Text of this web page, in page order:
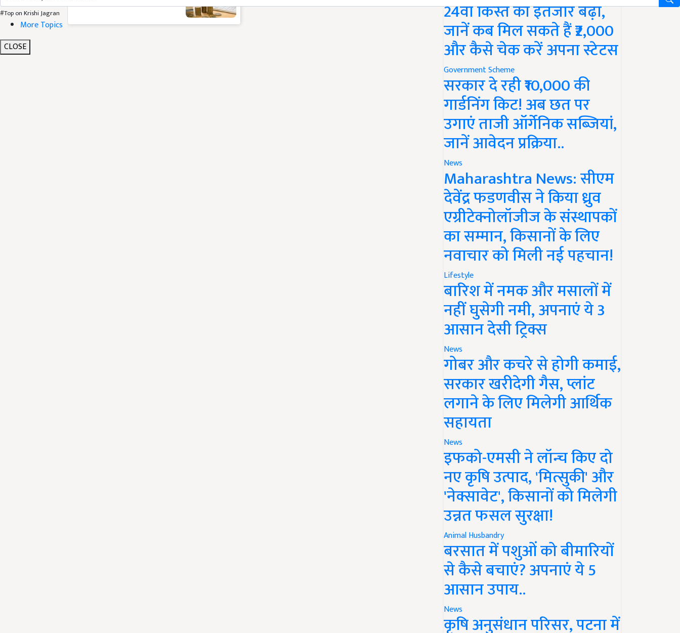
#Top on Krishi Jagran
More Topics
CLOSE
24वीं किस्त का इंतजार बढ़ा,
जानें कब मिल सकते हैं ₹2,000
और कैसे चेक करें अपना स्टेटस
Government Scheme
सरकार दे रही ₹10,000 की
गार्डनिंग किट! अब छत पर
उगाएं ताजी ऑर्गेनिक सब्जियां,
जानें आवेदन प्रक्रिया..
News
Maharashtra News: सीएम
देवेंद्र फडणवीस ने किया ध्रुव
एग्रीटेक्नोलॉजीज के संस्थापकों
का सम्मान, किसानों के लिए
नवाचार को मिली नई पहचान!
Lifestyle
बारिश में नमक और मसालों में
नहीं घुसेगी नमी, अपनाएं ये 3
आसान देसी ट्रिक्स
News
गोबर और कचरे से होगी कमाई,
सरकार खरीदेगी गैस, प्लांट
लगाने के लिए मिलेगी आर्थिक
सहायता
News
इफको-एमसी ने लॉन्च किए दो
नए कृषि उत्पाद, 'मित्सुकी' और
'नेक्सावेट', किसानों को मिलेगी
उन्नत फसल सुरक्षा!
Animal Husbandry
बरसात में पशुओं को बीमारियों
से कैसे बचाएं? अपनाएं ये 5
आसान उपाय..
News
कृषि अनुसंधान परिसर, पटना में